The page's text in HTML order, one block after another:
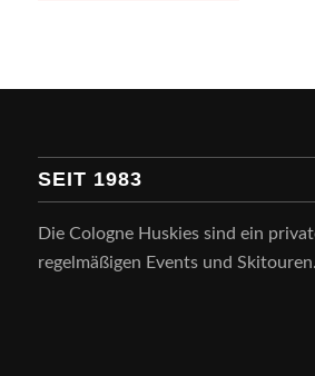
SEIT 1983
Die Cologne Huskies sind ein
regelmäßigen Events und Skitouren.